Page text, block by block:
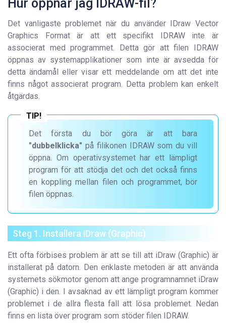
Hur öppnar jag IDRAW-fil?
Det vanligaste problemet när du använder IDraw Vector
Graphics Format är att ett specifikt IDRAW inte är
associerat med programmet. Detta gör att filen IDRAW
öppnas av systemapplikationer som inte är avsedda för
detta ändamål eller visar ett meddelande om att det inte
finns något associerat program. Detta problem kan enkelt
åtgärdas.
Det första du bör göra är att bara
"dubbelklicka" på filikonen IDRAW som du vill
öppna. Om operativsystemet har ett lämpligt
program för att stödja det och det också finns
en koppling mellan filen och programmet, bör
filen öppnas.
Steg 1. Installera iDraw (Graphic)
Ett ofta förbises problem är att se till att iDraw (Graphic) är
installerat på datorn. Den enklaste metoden är att använda
systemets sökmotor genom att ange programnamnet iDraw
(Graphic) i den. I avsaknad av ett lämpligt program kommer
problemet i de allra flesta fall att lösa problemet. Nedan
finns en lista över program som stöder filen IDRAW.